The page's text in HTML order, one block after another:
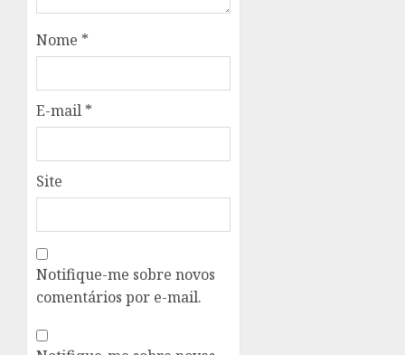
Nome *
E-mail *
Site
Notifique-me sobre novos
comentários por e-mail.